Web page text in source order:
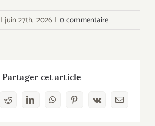
| juin 27th, 2026 | 0 commentaire
Partager cet article
RedditLinkedInWhatsAppPinterest
Vk Email